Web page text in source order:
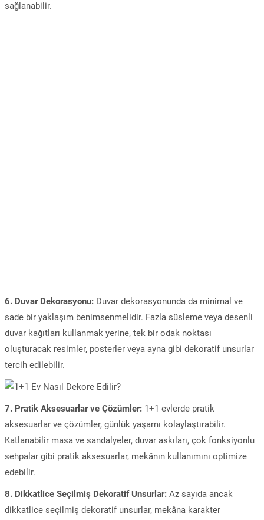
sağlanabilir.
6. Duvar Dekorasyonu: Duvar dekorasyonunda da minimal ve
sade bir yaklaşım benimsenmelidir. Fazla süsleme veya desenli
duvar kağıtları kullanmak yerine, tek bir odak noktası
oluşturacak resimler, posterler veya ayna gibi dekoratif unsurlar
tercih edilebilir.
7. Pratik Aksesuarlar ve Çözümler: 1+1 evlerde pratik
aksesuarlar ve çözümler, günlük yaşamı kolaylaştırabilir.
Katlanabilir masa ve sandalyeler, duvar askıları, çok fonksiyonlu
sehpalar gibi pratik aksesuarlar, mekânın kullanımını optimize
edebilir.
8. Dikkatlice Seçilmiş Dekoratif Unsurlar: Az sayıda ancak
dikkatlice seçilmiş dekoratif unsurlar, mekâna karakter